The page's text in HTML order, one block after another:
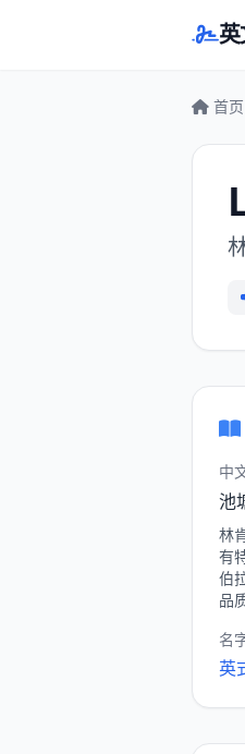
英
首页
中
池
林
有
伯
品
名
英